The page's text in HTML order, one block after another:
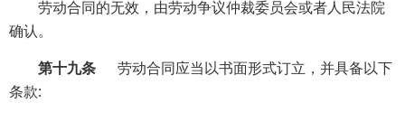
劳动合同的无效，由劳动争议仲裁委员会或者人民法院
确认。
第十九条
劳动合同应当以书面形式订立，并具备以下
条款: